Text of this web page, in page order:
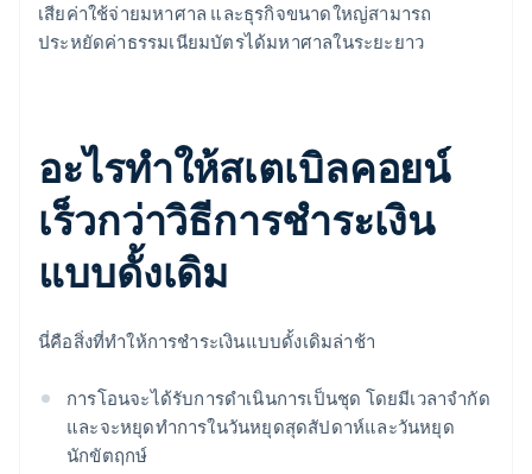
เสียค่าใช้จ่ายมหาศาล และธุรกิจขนาดใหญ่สามารถ
ประหยัดค่าธรรมเนียมบัตรได้มหาศาลในระยะยาว
อะไรทำให้สเตเบิลคอยน์
เร็วกว่าวิธีการชำระเงิน
แบบดั้งเดิม
นี่คือสิ่งที่ทำให้การชำระเงินแบบดั้งเดิมล่าช้า
การโอนจะได้รับการดำเนินการเป็นชุด โดยมีเวลาจำกัด
และจะหยุดทำการในวันหยุดสุดสัปดาห์และวันหยุด
นักขัตฤกษ์